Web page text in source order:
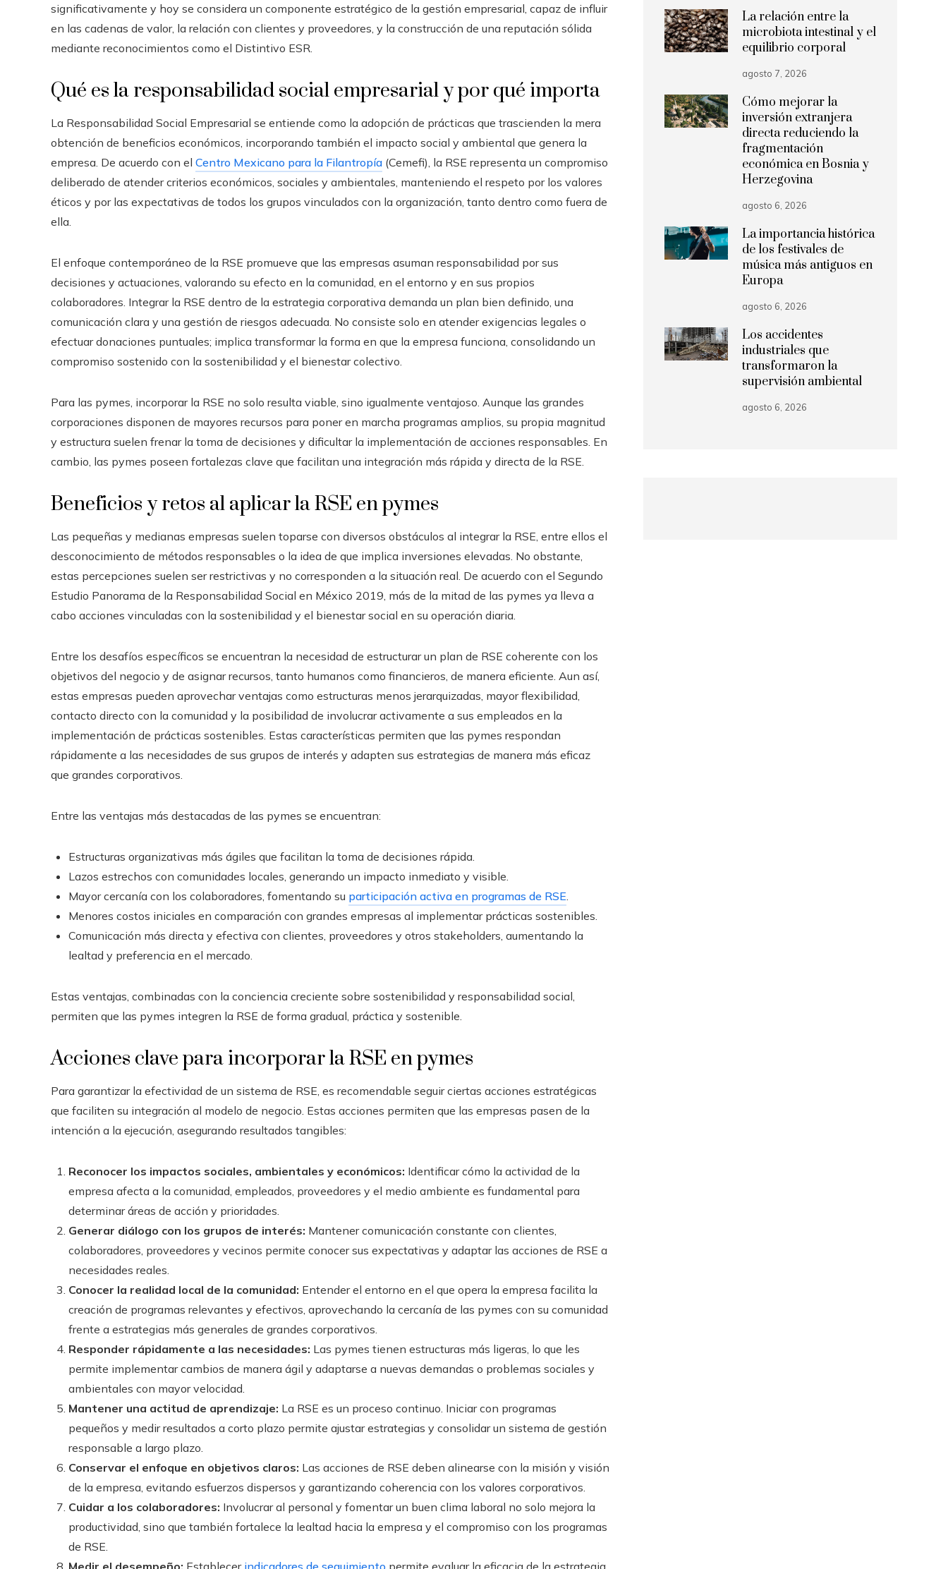
significativamente y hoy se considera un componente estratégico de la gestión empresarial, capaz de influir
en las cadenas de valor, la relación con clientes y proveedores, y la construcción de una reputación sólida
mediante reconocimientos como el Distintivo ESR.
Qué es la responsabilidad social empresarial y por qué importa
La Responsabilidad Social Empresarial se entiende como la adopción de prácticas que trascienden la mera
obtención de beneficios económicos, incorporando también el impacto social y ambiental que genera la
empresa. De acuerdo con el Centro Mexicano para la Filantropía (Cemefi), la RSE representa un compromiso
deliberado de atender criterios económicos, sociales y ambientales, manteniendo el respeto por los valores
éticos y por las expectativas de todos los grupos vinculados con la organización, tanto dentro como fuera de
ella.
El enfoque contemporáneo de la RSE promueve que las empresas asuman responsabilidad por sus
decisiones y actuaciones, valorando su efecto en la comunidad, en el entorno y en sus propios
colaboradores. Integrar la RSE dentro de la estrategia corporativa demanda un plan bien definido, una
comunicación clara y una gestión de riesgos adecuada. No consiste solo en atender exigencias legales o
efectuar donaciones puntuales; implica transformar la forma en que la empresa funciona, consolidando un
compromiso sostenido con la sostenibilidad y el bienestar colectivo.
Para las pymes, incorporar la RSE no solo resulta viable, sino igualmente ventajoso. Aunque las grandes
corporaciones disponen de mayores recursos para poner en marcha programas amplios, su propia magnitud
y estructura suelen frenar la toma de decisiones y dificultar la implementación de acciones responsables. En
cambio, las pymes poseen fortalezas clave que facilitan una integración más rápida y directa de la RSE.
Beneficios y retos al aplicar la RSE en pymes
Las pequeñas y medianas empresas suelen toparse con diversos obstáculos al integrar la RSE, entre ellos el
desconocimiento de métodos responsables o la idea de que implica inversiones elevadas. No obstante,
estas percepciones suelen ser restrictivas y no corresponden a la situación real. De acuerdo con el Segundo
Estudio Panorama de la Responsabilidad Social en México 2019, más de la mitad de las pymes ya lleva a
cabo acciones vinculadas con la sostenibilidad y el bienestar social en su operación diaria.
Entre los desafíos específicos se encuentran la necesidad de estructurar un plan de RSE coherente con los
objetivos del negocio y de asignar recursos, tanto humanos como financieros, de manera eficiente. Aun así,
estas empresas pueden aprovechar ventajas como estructuras menos jerarquizadas, mayor flexibilidad,
contacto directo con la comunidad y la posibilidad de involucrar activamente a sus empleados en la
implementación de prácticas sostenibles. Estas características permiten que las pymes respondan
rápidamente a las necesidades de sus grupos de interés y adapten sus estrategias de manera más eficaz
que grandes corporativos.
Entre las ventajas más destacadas de las pymes se encuentran:
Estructuras organizativas más ágiles que facilitan la toma de decisiones rápida.
Lazos estrechos con comunidades locales, generando un impacto inmediato y visible.
Mayor cercanía con los colaboradores, fomentando su participación activa en programas de RSE
Menores costos iniciales en comparación con grandes empresas al implementar prácticas sostenibles.
Comunicación más directa y efectiva con clientes, proveedores y otros stakeholders, aumentando la
lealtad y preferencia en el mercado.
Estas ventajas, combinadas con la conciencia creciente sobre sostenibilidad y responsabilidad social,
permiten que las pymes integren la RSE de forma gradual, práctica y sostenible.
Acciones clave para incorporar la RSE en pymes
Para garantizar la efectividad de un sistema de RSE, es recomendable seguir ciertas acciones estratégicas
que faciliten su integración al modelo de negocio. Estas acciones permiten que las empresas pasen de la
intención a la ejecución, asegurando resultados tangibles:
Reconocer los impactos sociales, ambientales y económicos: Identificar cómo la actividad de la
empresa afecta a la comunidad, empleados, proveedores y el medio ambiente es fundamental para
determinar áreas de acción y prioridades.
Generar diálogo con los grupos de interés: Mantener comunicación constante con clientes,
colaboradores, proveedores y vecinos permite conocer sus expectativas y adaptar las acciones de RSE a
necesidades reales.
Conocer la realidad local de la comunidad: Entender el entorno en el que opera la empresa facilita la
creación de programas relevantes y efectivos, aprovechando la cercanía de las pymes con su comunidad
frente a estrategias más generales de grandes corporativos.
Responder rápidamente a las necesidades: Las pymes tienen estructuras más ligeras, lo que les
permite implementar cambios de manera ágil y adaptarse a nuevas demandas o problemas sociales y
ambientales con mayor velocidad.
Mantener una actitud de aprendizaje: La RSE es un proceso continuo. Iniciar con programas
pequeños y medir resultados a corto plazo permite ajustar estrategias y consolidar un sistema de gestión
responsable a largo plazo.
Conservar el enfoque en objetivos claros: Las acciones de RSE deben alinearse con la misión y visión
de la empresa, evitando esfuerzos dispersos y garantizando coherencia con los valores corporativos.
Cuidar a los colaboradores: Involucrar al personal y fomentar un buen clima laboral no solo mejora la
productividad, sino que también fortalece la lealtad hacia la empresa y el compromiso con los programas
de RSE.
Medir el desempeño: Establecer indicadores de seguimiento permite evaluar la eficacia de la estrategia,
La relación entre la
microbiota intestinal y el
equilibrio corporal
agosto 7, 2026
Cómo mejorar la
inversión extranjera
directa reduciendo la
fragmentación
económica en Bosnia y
Herzegovina
agosto 6, 2026
La importancia histórica
de los festivales de
música más antiguos en
Europa
agosto 6, 2026
Los accidentes
industriales que
transformaron la
supervisión ambiental
agosto 6, 2026